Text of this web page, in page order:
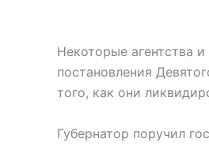
Некоторые агентства
постановления
того, как они
Губернатор поручил